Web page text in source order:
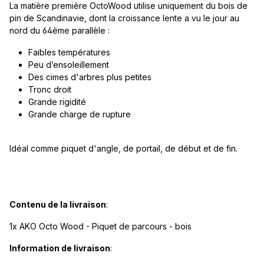
La matière première OctoWood utilise uniquement du bois de
pin de Scandinavie, dont la croissance lente a vu le jour au
nord du 64ème parallèle :
Faibles températures
Peu d’ensoleillement
Des cimes d'arbres plus petites
Tronc droit
Grande rigidité
Grande charge de rupture
Idéal comme piquet d'angle, de portail, de début et de fin.
Contenu de la livraison:
1x AKO Octo Wood - Piquet de parcours - bois
Information de livraison: